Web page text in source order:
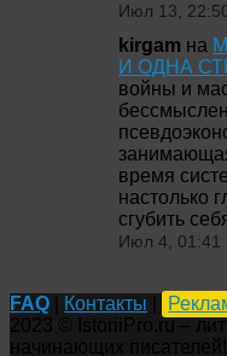
Июл 13,
kirgam на
И ОДНА
войны и
время
настолько
сгубить
Июл 4, 01:41
FAQ Контакты